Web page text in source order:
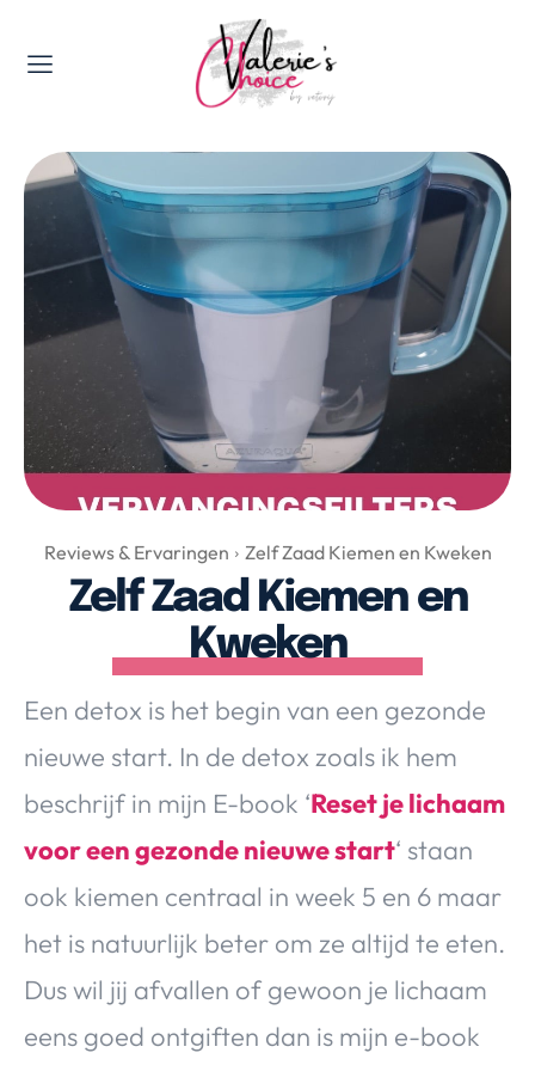
Valerie's Topics
Travel & Culture
Food & Drinks
Happyness & Opmerkelijk
Lifestyle, Sport & Duurzaamheid
Gadgets & Tech
Top 5 van Valerie
Health & Beauty
Nieuws & Media
Over Valerie
Over Valerie
De Top 5
VALERIE'S CHOICE
Food & Drinks Health & Beauty Gadgets
Huis & Tuin
Travel
Lifestyle
Reviews & Ervaringen Zelf Zaad Kiemen en Kweken
Zelf Zaad Kiemen en
Kweken
Een detox is het begin van een gezonde
nieuwe start. In de detox zoals ik hem
beschrijf in mijn E-book ‘Reset je lichaam
voor een gezonde nieuwe start‘ staan
ook kiemen centraal in week 5 en 6 maar
het is natuurlijk beter om ze altijd te eten.
Dus wil jij afvallen of gewoon je lichaam
eens goed ontgiften dan is mijn e-book